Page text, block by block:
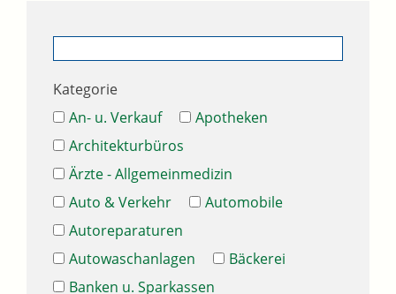
Kategorie
An- u. Verkauf
Apotheken
Architekturbüros
Ärzte - Allgemeinmedizin
Auto & Verkehr
Automobile
Autoreparaturen
Autowaschanlagen
Bäckerei
Banken u. Sparkassen